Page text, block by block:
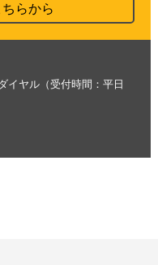
らから
イヤル（受付時間：平日